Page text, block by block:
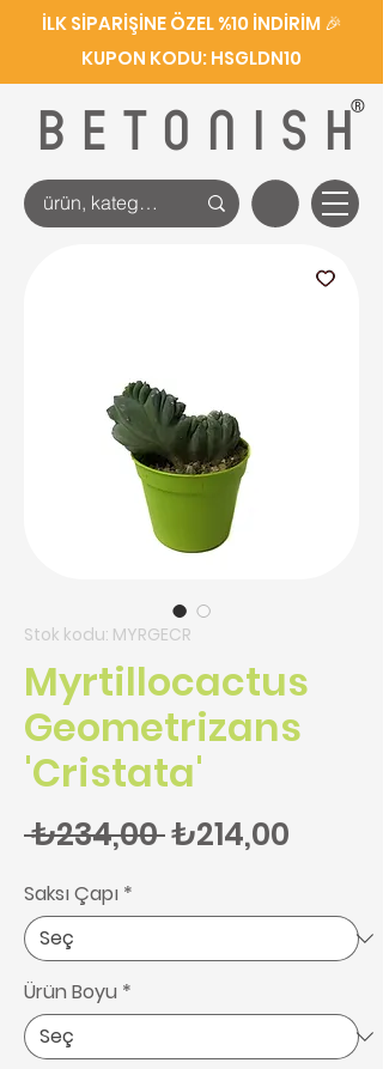
BETONISH
®
İLK SİPARİŞİNE ÖZEL %10 İNDİRİM 🎉
KUPON KODU: HSGLDN10
Stok kodu: MYRGECR
Myrtillocactus
Geometrizans
'Cristata'
₺234,00 Normal Fiyat
₺214,00
Saksı Çapı *
Ürün Boyu *